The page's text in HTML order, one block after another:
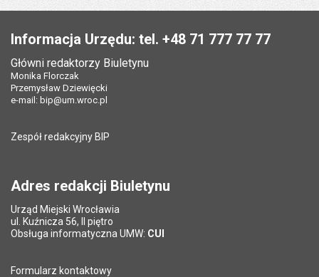
Liczba wyświetleń:
Twój adres e-mail Pole wymagane
Tytuł e-mailaPole wymagane
*
Adres e-mail znajomego
Pytanie antyspamowe
*
Pole wymagane
Informacja Urzędu: tel. +48 71 777 77 77
Główni redaktorzy Biuletynu
Monika Florczak
Przemysław Dziewięcki
e-mail: bip@um.wroc.pl
Zespół redakcyjny BIP
Adres redakcji Biuletynu
Urząd Miejski Wrocławia
ul. Kuźnicza 56, II piętro
Obsługa informatyczna UMW: CUI
Formularz kontaktowy